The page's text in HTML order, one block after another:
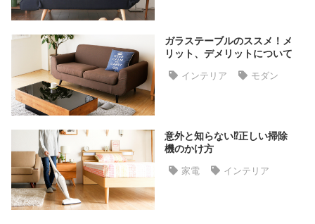
最
ッ
ク
し
た
テ
ム
ガラステーブルのススメ！メ
リット、デメリットについて
インテリア モダン
意外と知らない⁉正しい掃除
機のかけ方
家電 インテリア